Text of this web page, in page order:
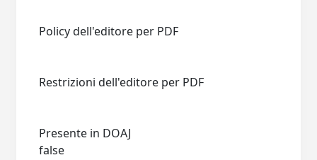
Policy dell'editore per PDF
Restrizioni dell'editore per PDF
Presente in DOAJ